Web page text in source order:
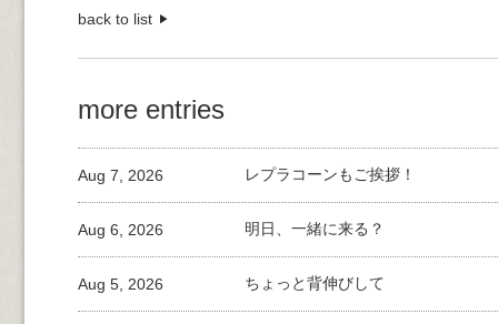
back to list
more entries
レプラコーンもご挨拶！
Aug 7, 2026
明日、一緒に来る？
Aug 6, 2026
ちょっと背伸びして
Aug 5, 2026